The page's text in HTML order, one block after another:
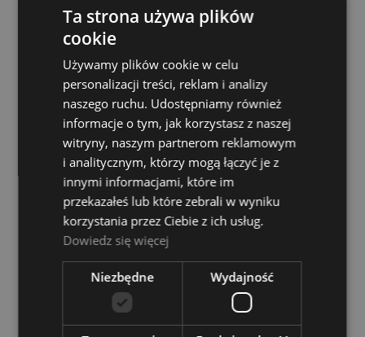
Dostępność:
niedostępny
3 549,00 zł
POWIADOM O DOSTĘPNOŚCI
Roland KD 180
Dostępność:
3 529,00 zł
Ta strona używa plików
cookie
Używamy plików cookie w celu
personalizacji treści, reklam i analizy
naszego ruchu. Udostępniamy również
informacje o tym, jak korzystasz z naszej
witryny, naszym partnerom reklamowym
i analitycznym, którzy mogą łączyć je z
innymi informacjami, które im
przekazałeś lub które zebrali w wyniku
korzystania przez Ciebie z ich usług.
Dowiedz się więcej
Niezbędne Wydajność